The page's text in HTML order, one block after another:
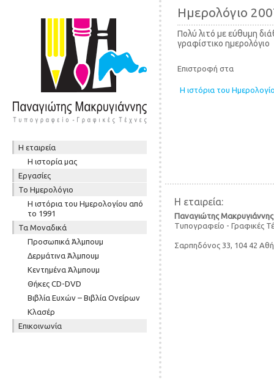
Μενού
Skip to content
Η εταιρεία
Η ιστορία μας
Εργασίες
To Ημερολόγιο
Η ιστόρια του Ημερολογίου από
το 1991
Τα Μοναδικά
Προσωπικά Άλμπουμ
Δερμάτινα Άλμπουμ
Κεντημένα Άλμπουμ
Θήκες CD-DVD
Βιβλία Ευχών – Βιβλία Ονείρων
Κλασέρ
Επικοινωνία
Ημερολόγιο
Πολύ λιτό με εύθυμη
γραφίστικο ημερολόγιο
Επιστροφή στα
Η ιστόρια του
Η εταιρεία:
Παναγιώτης Μακρυγιάννης
Τυπογραφείο - Γραφικές
Σαρπηδόνος 33, 104 42